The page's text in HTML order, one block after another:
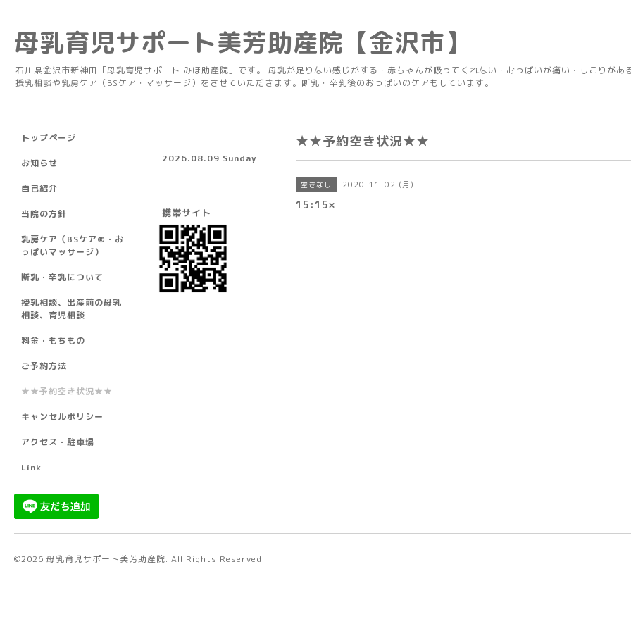
母乳育児サポート美芳助産院【金沢市】
石川県金沢市新神田「母乳育児サポート みほ助産院」です。 母乳が足りない感じがする・赤ちゃんが吸ってくれない・おっぱいが痛い・しこりがあ
授乳相談や乳房ケア（BSケア・マッサージ）をさせていただきます。断乳・卒乳後のおっぱいのケアもしています。
★★予約空き状況★★
空きなし 2020-11-02 (月)
15:15×
トップページ
お知らせ
自己紹介
当院の方針
乳房ケア（BSケア®︎・お
っぱいマッサージ）
断乳・卒乳について
授乳相談、出産前の母乳
相談、育児相談
料金・もちもの
ご予約方法
★★予約空き状況★★
キャンセルポリシー
アクセス・駐車場
Link
2026.08.09 Sunday
携帯サイト
©2026 母乳育児サポート美芳助産院. All Rights Reserved.